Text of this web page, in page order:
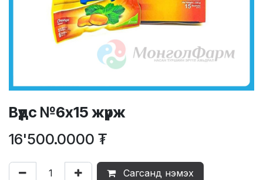
Вүүдс №6х15 жүрж
16'500.0000 ₮
Сагсанд нэмэх